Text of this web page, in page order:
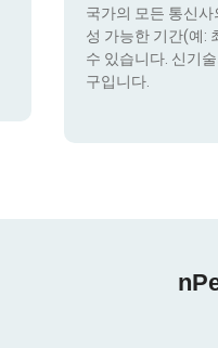
국가의 모든 통신
성 가능한 기간(예:
수 있습니다. 신기
구입니다.